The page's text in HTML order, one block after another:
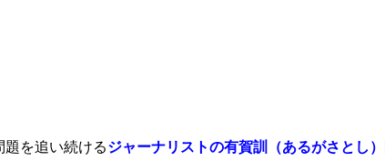
を追い続けるジャーナリストの有賀訓（あるがさとし